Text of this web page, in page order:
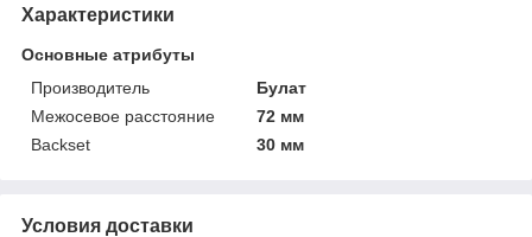
Характеристики
Основные атрибуты
Производитель
Булат
Межосевое расстояние
72 мм
Backset
30 мм
Условия доставки